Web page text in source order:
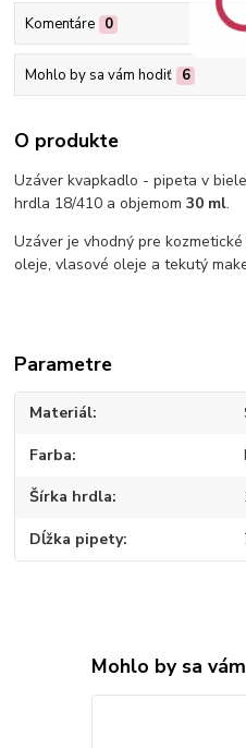
Komentáre 0
Mohlo by sa vám hodiť 6
O produkte
Uzáver kvapkadlo - pipeta v
hrdla 18/410 a objemom30 ml.
Uzáver je vhodný pre
oleje, vlasové oleje a tekutý
Parametre
Materiál
Farba
Šírka hrdla
Dĺžka pipety
Mohlo by sa